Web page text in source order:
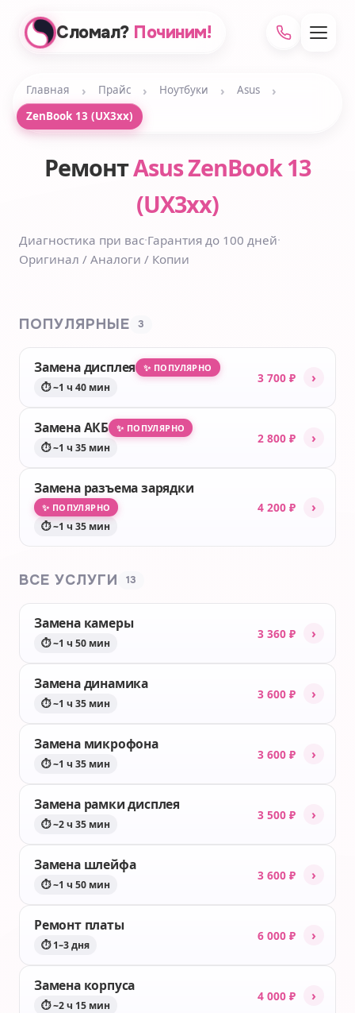
Сломал? Починим!
Главная › Прайс › Ноутбуки › Asus ›
ZenBook 13 (UX3xx)
РемонтAsus ZenBook 13
(UX3xx)
Диагностика при вас·Гарантия до 100 дней·
Оригинал / Аналоги / Копии
ПОПУЛЯРНЫЕ 3
Замена дисплея ✨ ПОПУЛЯРНО
⏱ ~1 ч 40 мин
3 700 ₽ ›
Замена АКБ ✨ ПОПУЛЯРНО
⏱ ~1 ч 35 мин
2 800 ₽ ›
Замена разъема зарядки
✨ ПОПУЛЯРНО
⏱ ~1 ч 35 мин
4 200 ₽ ›
ВСЕ УСЛУГИ 13
Замена камеры
⏱ ~1 ч 50 мин
3 360 ₽ ›
Замена динамика
⏱ ~1 ч 35 мин
3 600 ₽ ›
Замена микрофона
⏱ ~1 ч 35 мин
3 600 ₽ ›
Замена рамки дисплея
⏱ ~2 ч 35 мин
3 500 ₽ ›
Замена шлейфа
⏱ ~1 ч 50 мин
3 600 ₽ ›
Ремонт платы
⏱ 1–3 дня
6 000 ₽ ›
Замена корпуса
⏱ ~2 ч 15 мин
4 000 ₽ ›